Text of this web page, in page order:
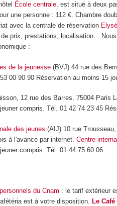
École centrale, est situé à deux
une personne : 112 €. Chambre
avec la centrale de réservation
prix, prestations, localisation...
:
de la jeunesse (BVJ) 44 rue des
00 90 90 Réservation au moins 15
12 rue des Barres, 75004 Paris
compris. Tél. 01 42 74 23 45
des jeunes (AIJ) 10 rue
à l'avance par internet.Centre
compris. Tél. 01 44 75 60 06
du Cnam : le tarif extérieur
est à votre disposition.Le